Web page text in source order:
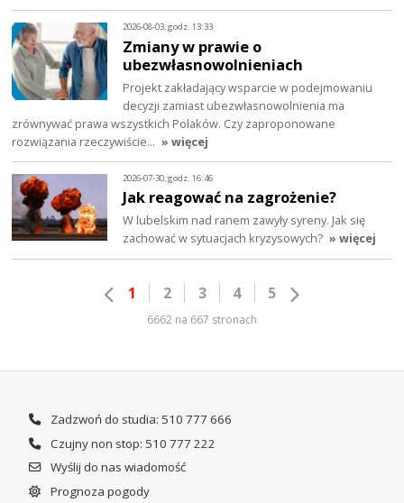
2026-08-03, godz. 13:33
Zmiany w prawie o
ubezwłasnowolnieniach
Projekt zakładający wsparcie w podejmowaniu
decyzji zamiast ubezwłasnowolnienia ma
zrównywać prawa wszystkich Polaków. Czy zaproponowane
rozwiązania rzeczywiście… » więcej
2026-07-30, godz. 16:46
Jak reagować na zagrożenie?
W lubelskim nad ranem zawyły syreny. Jak się
zachować w sytuacjach kryzysowych? » więcej
1 2 3 4 5
6662 na 667 stronach
Zadzwoń do studia: 510 777 666
Czujny non stop: 510 777 222
Wyślij do nas wiadomość
Prognoza pogody